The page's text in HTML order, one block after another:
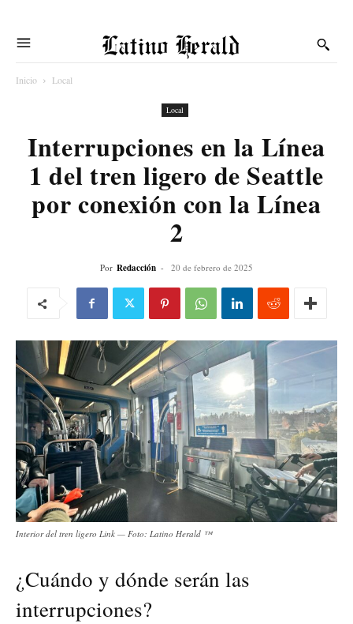
Latino Herald
Inicio Local
Local
Interrupciones en la Línea
1 del tren ligero de Seattle
por conexión con la Línea
2
Por Redacción - 20 de febrero de 2025
Interior del tren ligero Link — Foto: Latino Herald ™
¿Cuándo y dónde serán las
interrupciones?